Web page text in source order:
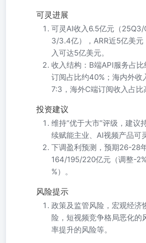
可灵进展
可灵AI收入6.5亿元（25Q3/
3/3.4亿），ARR近5亿美元
入可达5亿美元。
收入结构：B端API服务占
订阅占比约40%；海内外收
7:3，海外C端订阅收入占比
投资建议
维持“优于大市”评级，建议
续赋能主业、AI视频产品可
下调盈利预测，预期26-28
164/195/220亿元（调整-
%）。
风险提示
政策及监管风险，宏观经济
险，短视频竞争格局恶化的
率提升的风险等。